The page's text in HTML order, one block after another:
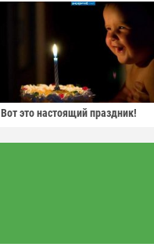
Вот это настоящий праздник!